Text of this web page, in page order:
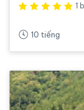
1
10 tiếng